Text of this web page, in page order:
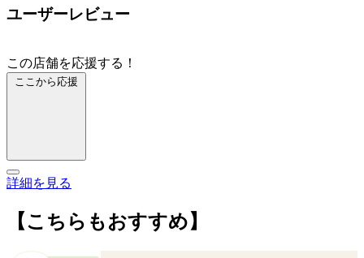
ユーザーレビュー
この店舗を応援する！
ここから応援
詳細を見る
【こちらもおすすめ】